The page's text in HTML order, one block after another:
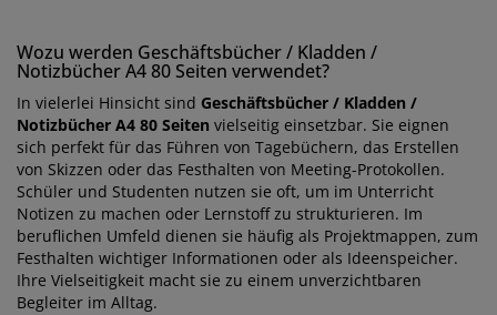
Wozu werden Geschäftsbücher / Kladden /
Notizbücher A4 80 Seiten verwendet?
In vielerlei Hinsicht sind Geschäftsbücher / Kladden /
Notizbücher A4 80 Seiten vielseitig einsetzbar. Sie eignen
sich perfekt für das Führen von Tagebüchern, das Erstellen
von Skizzen oder das Festhalten von Meeting-Protokollen.
Schüler und Studenten nutzen sie oft, um im Unterricht
Notizen zu machen oder Lernstoff zu strukturieren. Im
beruflichen Umfeld dienen sie häufig als Projektmappen, zum
Festhalten wichtiger Informationen oder als Ideenspeicher.
Ihre Vielseitigkeit macht sie zu einem unverzichtbaren
Begleiter im Alltag.